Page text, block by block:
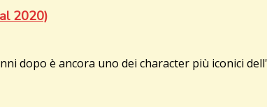
2020)
dopo è ancora uno dei character più iconici